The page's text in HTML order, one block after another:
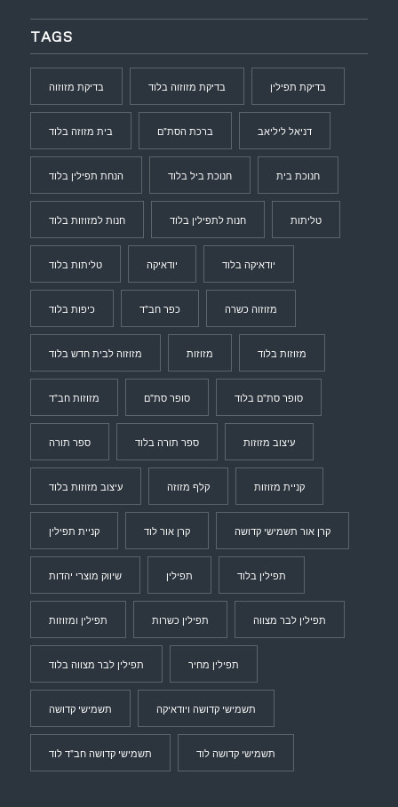
TAGS
בדיקת מזוזוה בדיקת מזוזוה בלוד בדיקת תפילין
בית מזוזה בלוד ברכת הסת"ם דניאל ליליאב
הנחת תפילין בלוד חנוכת ביל בלוד חנוכת בית
חנות למזוזות בלוד חנות לתפילין בלוד טליתות
טליתות בלוד יודאיקה יודאיקה בלוד
כיפות בלוד כפר חב"ד מזוזוה כשרה
מזוזוה לבית חדש בלוד מזוזות מזוזות בלוד
מזוזות חב"ד סופר סת"ם סופר סת"ם בלוד
ספר תורה ספר תורה בלוד עיצוב מזוזות
עיצוב מזוזות בלוד קלף מזוזה קניית מזוזות
קניית תפילין קרן אור לוד קרן אור תשמישי קדושה
שיווק מוצרי יהדות תפילין תפילין בלוד
תפילין ומזוזות תפילין כשרות תפילין לבר מצווה
תפילין לבר מצווה בלוד תפילין מחיר
תשמישי קדושה תשמישי קדושה ויודאיקה
תשמישי קדושה חב"ד לוד תשמישי קדושה לוד